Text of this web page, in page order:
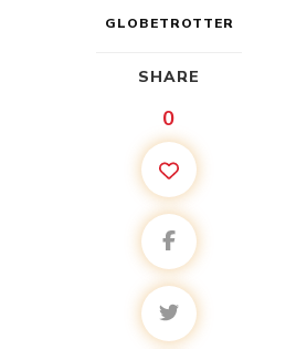
GLOBETROTTER
SHARE
0